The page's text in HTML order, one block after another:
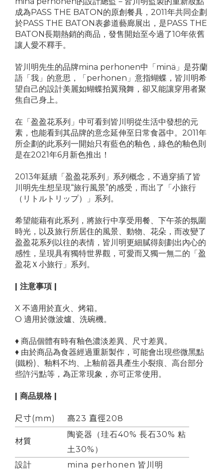
成為PASS THE BATON的原創餐具，2011年共同企劃
於PASS THE BATON表參道藝廊展出，是PASS THE
BATON長期熱銷的商品，發售開始至今過了10年依舊
讓人愛不釋手。
皆川明先生的品牌mina perhonen中「minä」是芬蘭
語「我」的意思，「perhonen」意指蝴蝶，皆川明希
望自己的設計美麗如蝴蝶拍翼飛舞，卻又能讓穿用者聚
焦自己身上。
在「盈盈花系列」中可看到皆川明從生活中發想的元
素，也能看到其品牌的意念延伸至日常食器中。2011年
所企劃的此系列一開始只有藍色的釉色，綠色的釉色則
是在2021年6月新色推出！
2013年延續「盈盈花系列」系列概念，不過穿插了皆
川明先生想呈現“旅行風景”的感受，而出了「小旅行
（リトルトリップ）」系列。
希望能藉有此系列，將旅行中享受用餐、下午茶的氛圍
時光，以及旅行所居住的風景、動物、花朵，而改變了
盈盈花系列以往的表情，皆川明更細膩得刻劃出內心的
感性，呈現具有獨特世界觀，可愛而又獨一無二的「盈
盈花Ｘ小旅行」系列。
| 注意事項 |
X 不適用於直火 、烤箱。
O 適用於微波爐、洗碗機。
♦ 商品個體有時有釉色濃淡差異、尺寸差異。
♦ 由於商品為食器經過重新製作，可能會出現些微黑點
(鐵粉)、釉料不均、上釉前器具產生小裂痕、高台部分
些許污點等，為正常現象，亦可正常使用。
| 商品規格 |
尺寸(mm) 高23 直徑208
材質
陶瓷器（珪石40% 長石30% 粘
土30%）
設計
mina perhonen 皆川明